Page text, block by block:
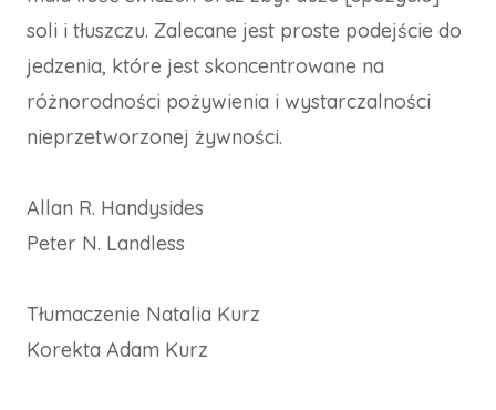
soli i tłuszczu. Zalecane jest proste podejście do
jedzenia, które jest skoncentrowane na
różnorodności pożywienia i wystarczalności
nieprzetworzonej żywności.
Allan R. Handysides
Peter N. Landless
Tłumaczenie Natalia Kurz
Korekta Adam Kurz